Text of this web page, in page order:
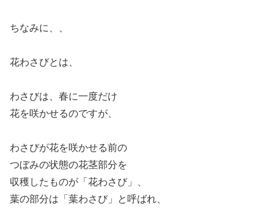
ちなみに、、
花わさびとは、
わさびは、春に一度だけ
花を咲かせるのですが、
わさびが花を咲かせる前の
つぼみの状態の花茎部分を
収穫したものが「花わさび」、
葉の部分は「葉わさび」と呼ばれ、